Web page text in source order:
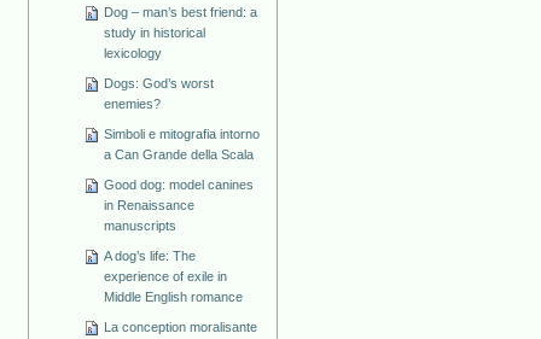
Dog – man’s best friend: a
study in historical
lexicology
Dogs: God’s worst
enemies?
Simboli e mitografia intorno
a Can Grande della Scala
Good dog: model canines
in Renaissance
manuscripts
A dog’s life: The
experience of exile in
Middle English romance
La conception moralisante